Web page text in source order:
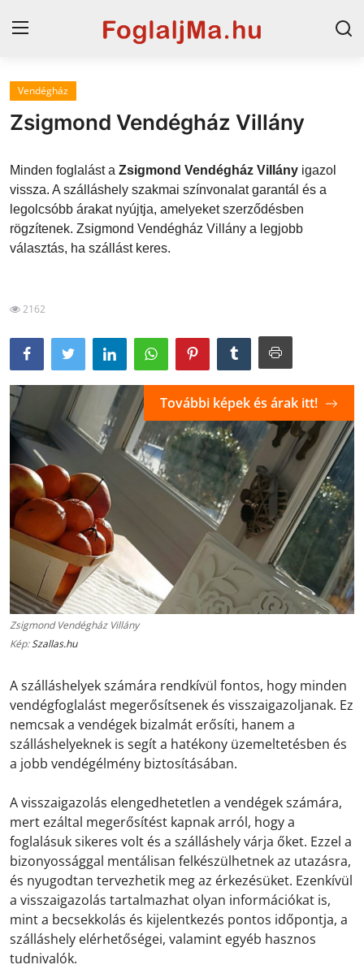
Magyarország
Horvát tengerpart
Szállások a Balatonon
Horvátország
Szállások Hajdúszoboszlón
Vendégház
Zsigmond Vendégház Villány
Minden foglalást a Zsigmond Vendégház Villány igazol
vissza. A szálláshely szakmai színvonalat garantál és a
legolcsóbb árakat nyújtja, amelyeket szerződésben
rögzítenek. Zsigmond Vendégház Villány a legjobb
választás, ha szállást keres.
2162
Zsigmond Vendégház Villány
Kép:Szallas.hu
További képek és árak itt!
A szálláshelyek számára rendkívül fontos, hogy minden
vendégfoglalást megerősítsenek és visszaigazoljanak. Ez
nemcsak a vendégek bizalmát erősíti, hanem a
szálláshelyeknek is segít a hatékony üzemeltetésben és
a jobb vendégélmény biztosításában.
A visszaigazolás elengedhetetlen a vendégek számára,
mert ezáltal megerősítést kapnak arról, hogy a
foglalásuk sikeres volt és a szálláshely várja őket. Ezzel a
bizonyossággal mentálisan felkészülhetnek az utazásra,
és nyugodtan tervezhetik meg az érkezésüket. Ezenkívül
a visszaigazolás tartalmazhat olyan információkat is,
mint a becsekkolás és kijelentkezés pontos időpontja, a
szálláshely elérhetőségei, valamint egyéb hasznos
tudnivalók.